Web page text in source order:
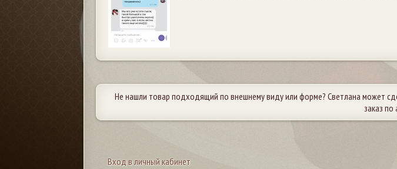
Не нашли товар подходящий по внешнему виду или форме? Светлана может
заказ по
Вход в личный кабинет